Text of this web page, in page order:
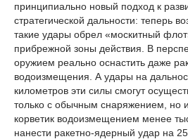
принципиально новый подход к
стратегической дальности: теперь
такие удары обрел «москитный
прибрежной зоны действия. В
оружием реально оснастить даже
водоизмещения. А удары на
километров эти силы смогут
только с обычным снаряжением, но
корветик водоизмещением менее
нанести ракетно-ядерный удар на